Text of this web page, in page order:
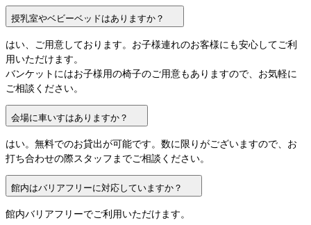
授乳室やベビーベッドはありますか？
はい、ご用意しております。お子様連れのお客様にも安心してご利
用いただけます。
バンケットにはお子様用の椅子のご用意もありますので、お気軽に
ご相談ください。
会場に車いすはありますか？
はい。無料でのお貸出が可能です。数に限りがございますので、お
打ち合わせの際スタッフまでご相談ください。
館内はバリアフリーに対応していますか？
館内バリアフリーでご利用いただけます。